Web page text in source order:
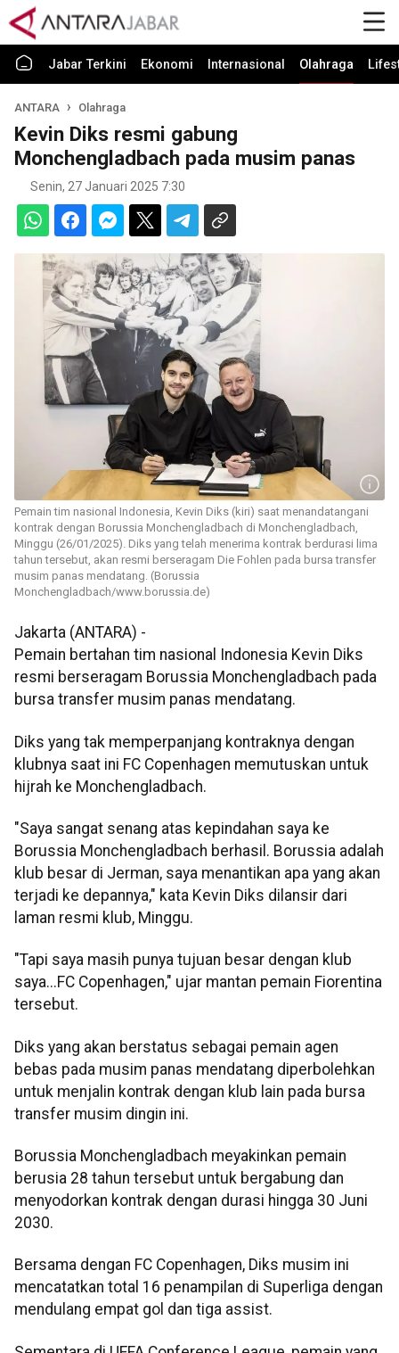
Jabar Terkini Ekonomi Internasional Olahraga
ANTARA Olahraga
Kevin Diks resmi gabung
Monchengladbach pada musim panas
Senin, 27 Januari 2025 7:30
Pemain tim nasional Indonesia, Kevin Diks (kiri) saat menandatangani
kontrak dengan Borussia Monchengladbach di Monchengladbach,
Minggu (26/01/2025). Diks yang telah menerima kontrak berdurasi lima
tahun tersebut, akan resmi berseragam Die Fohlen pada bursa transfer
musim panas mendatang. (Borussia
Monchengladbach/www.borussia.de)
Jakarta (ANTARA) -
Pemain bertahan tim nasional Indonesia Kevin Diks
resmi berseragam Borussia Monchengladbach pada
bursa transfer musim panas mendatang.
Diks yang tak memperpanjang kontraknya dengan
klubnya saat ini FC Copenhagen memutuskan untuk
hijrah ke Monchengladbach.
"Saya sangat senang atas kepindahan saya ke
Borussia Monchengladbach berhasil. Borussia adalah
klub besar di Jerman, saya menantikan apa yang akan
terjadi ke depannya," kata Kevin Diks dilansir dari
laman resmi klub, Minggu.
"Tapi saya masih punya tujuan besar dengan klub
saya...FC Copenhagen," ujar mantan pemain Fiorentina
tersebut.
Diks yang akan berstatus sebagai pemain agen
bebas pada musim panas mendatang diperbolehkan
untuk menjalin kontrak dengan klub lain pada bursa
transfer musim dingin ini.
Borussia Monchengladbach meyakinkan pemain
berusia 28 tahun tersebut untuk bergabung dan
menyodorkan kontrak dengan durasi hingga 30 Juni
2030.
Bersama dengan FC Copenhagen, Diks musim ini
mencatatkan total 16 penampilan di Superliga dengan
mendulang empat gol dan tiga assist.